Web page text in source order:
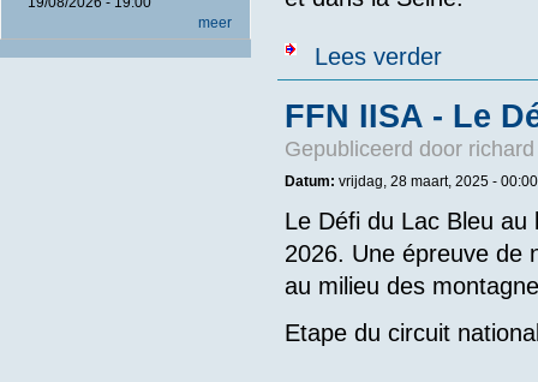
meer
Lees verderover FRA -
FFN IISA - Le
Gepubliceerd door
Datum: vrijdag, 28 maart, 2025 - 00:00
Le Défi du Lac Bleu
2026. Une épreuve de
au milieu des
Etape du circuit